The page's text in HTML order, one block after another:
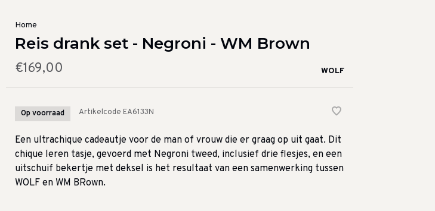
Home
Reis drank set - Negroni - WM Brown
€169,00 WOLF
Op voorraad Artikelcode EA6133N
Een ultrachique cadeautje voor de man of vrouw die er graag op uit gaat. Dit
chique leren tasje, gevoerd met Negroni tweed, inclusief drie flesjes, en een
uitschuif bekertje met deksel is het resultaat van een samenwerking tussen
WOLF en WM BRown.